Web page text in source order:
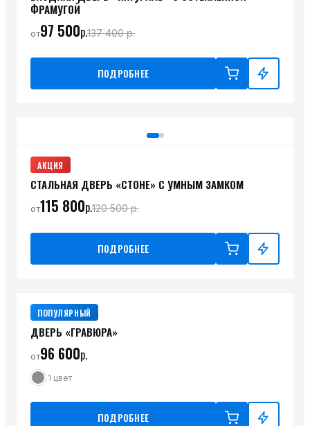
ФРАМУГОЙ
от97 500р.137 400р.
ПОДРОБНЕЕ
АКЦИЯ
СТАЛЬНАЯ ДВЕРЬ «СТОНЕ» С УМНЫМ ЗАМКОМ
от115 800р.120 500р.
ПОДРОБНЕЕ
ПОПУЛЯРНЫЙ
ДВЕРЬ «ГРАВЮРА»
от96 600р.
1 цвет
ПОДРОБНЕЕ